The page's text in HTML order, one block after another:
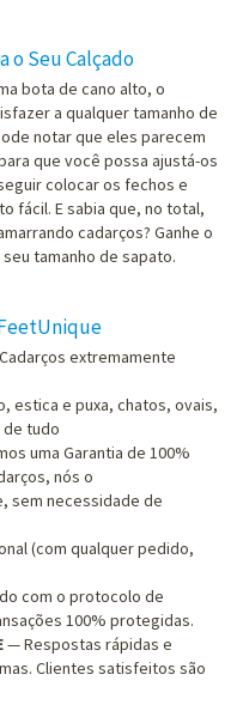
o Seu Calçado
bota de cano alto, o
a qualquer tamanho de
notar que eles parecem
que você possa ajustá-os
colocar os fechos e
fácil. E sabia que, no total,
cadarços? Ganhe o
tamanho de sapato.
extremamente
estica e puxa, chatos, ovais,
tudo
uma Garantia de 100%
nós o
sem necessidade de
(com qualquer pedido,
com o protocolo de
100% protegidas.
— Respostas rápidas e
Clientes satisfeitos são